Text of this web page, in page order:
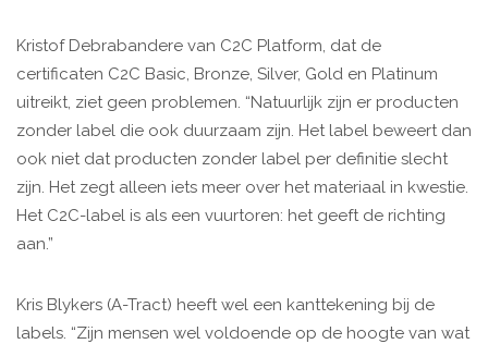
Kristof Debrabandere van C2C Platform, dat de
certificaten C2C Basic, Bronze, Silver, Gold en Platinum
uitreikt, ziet geen problemen. “Natuurlijk zijn er producten
zonder label die ook duurzaam zijn. Het label beweert dan
ook niet dat producten zonder label per definitie slecht
zijn. Het zegt alleen iets meer over het materiaal in kwestie.
Het C2C-label is als een vuurtoren: het geeft de richting
aan.”
Kris Blykers (A-Tract) heeft wel een kanttekening bij de
labels. “Zijn mensen wel voldoende op de hoogte van wat